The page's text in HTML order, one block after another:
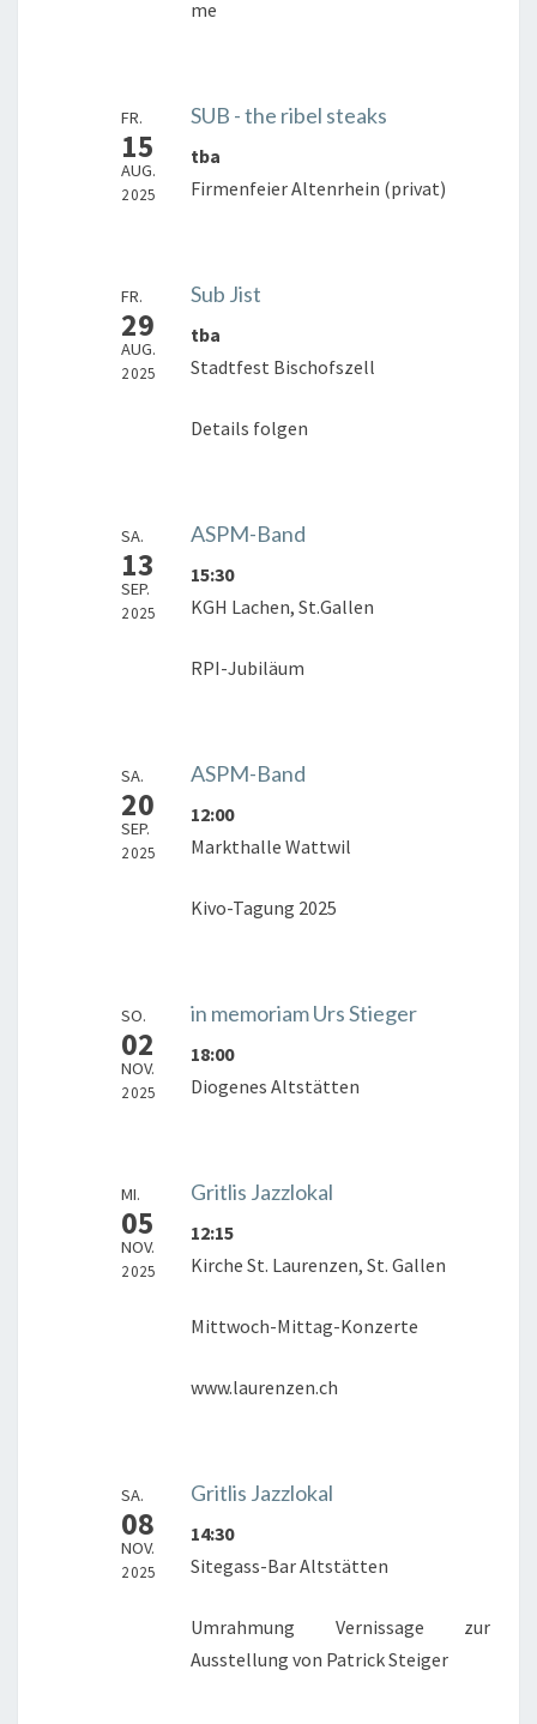
me
FR.
15
AUG.
2025
SUB - the ribel steaks
tba
Firmenfeier Altenrhein (privat)
FR.
29
AUG.
2025
Sub Jist
tba
Stadtfest Bischofszell
Details folgen
SA.
13
SEP.
2025
ASPM-Band
15:30
KGH Lachen, St.Gallen
RPI-Jubiläum
SA.
20
SEP.
2025
ASPM-Band
12:00
Markthalle Wattwil
Kivo-Tagung 2025
SO.
02
NOV.
2025
in memoriam Urs Stieger
18:00
Diogenes Altstätten
MI.
05
NOV.
2025
Gritlis Jazzlokal
12:15
Kirche St. Laurenzen, St. Gallen
Mittwoch-Mittag-Konzerte
www.laurenzen.ch
SA.
08
NOV.
2025
Gritlis Jazzlokal
14:30
Sitegass-Bar Altstätten
Umrahmung Vernissage zur
Ausstellung von Patrick Steiger